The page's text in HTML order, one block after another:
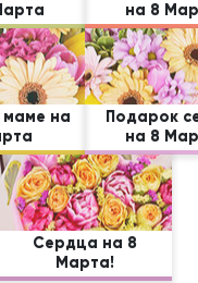
на 8
маме на
Подарок
на 8
Сердца на 8
Марта!